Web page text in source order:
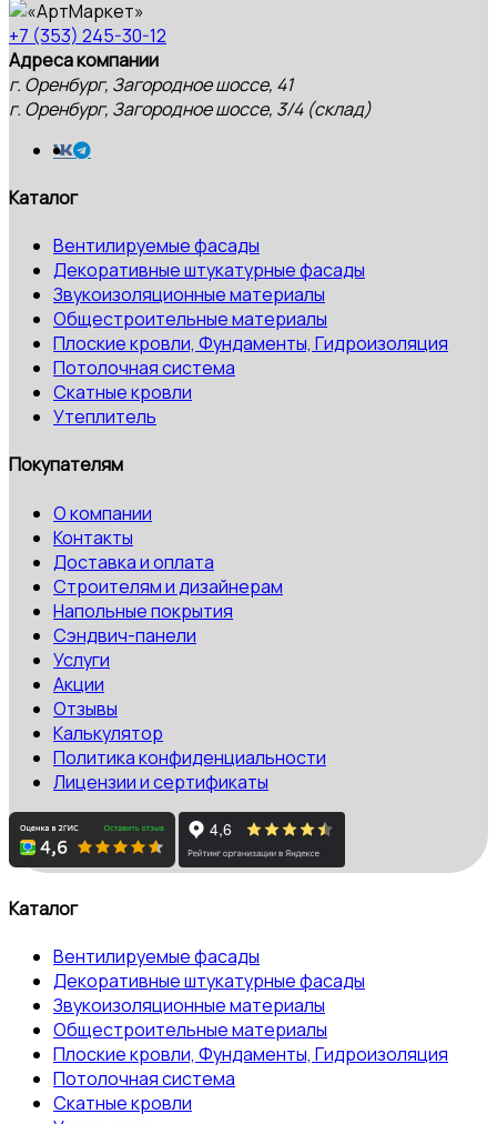
+7 (353) 245-30-12
Адреса компании
г. Оренбург, Загородное шоссе, 41
г. Оренбург, Загородное шоссе, 3/4 (склад)
Каталог
Вентилируемые фасады
Декоративные штукатурные фасады
Звукоизоляционные материалы
Общестроительные материалы
Плоские кровли, Фундаменты, Гидроизоляция
Потолочная система
Скатные кровли
Утеплитель
Покупателям
О компании
Контакты
Доставка и оплата
Строителям и дизайнерам
Напольные покрытия
Сэндвич-панели
Услуги
Акции
Отзывы
Калькулятор
Политика конфиденциальности
Лицензии и сертификаты
Каталог
Вентилируемые фасады
Декоративные штукатурные фасады
Звукоизоляционные материалы
Общестроительные материалы
Плоские кровли, Фундаменты, Гидроизоляция
Потолочная система
Скатные кровли